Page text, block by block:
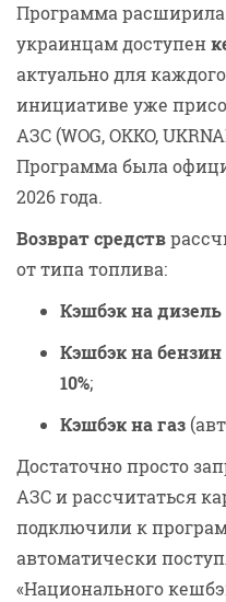
Программа
украинцам доступен
актуально для
инициативе уже
АЗС (WOG, OKKO,
Программа была
2026 года.
Возврат средств
от типа топлива:
Кэшбэк на дизель
Кэшбэк на бензин
10%;
Кэшбэк на газ
Достаточно просто
АЗС и рассчитаться
подключили к
автоматически
«Национального